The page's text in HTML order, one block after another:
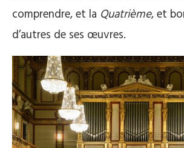
comprendre, et la Quatrième, et
d’autres de ses œuvres.